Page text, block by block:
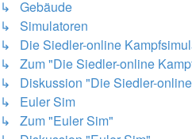
↳ Gebäude
↳ Simulatoren
↳ Die Siedler-online
↳ Zum "Die Siedler-online
↳ Diskussion "Die Siedler-
↳ Euler Sim
↳ Zum "Euler Sim"